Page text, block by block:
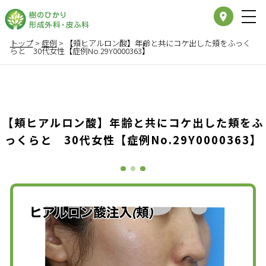
place
トップ> 症例 > 【頬ヒアルロン酸】年齢と共にコケ出した頬をふっく
らと 30代女性【症例No.29Y0000363】
【頬ヒアルロン酸】年齢と共にコケ出した頬をふ
っくらと 30代女性【症例No.29Y0000363】